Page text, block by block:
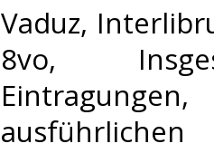
‎Vaduz,
8vo,
ausführlichen